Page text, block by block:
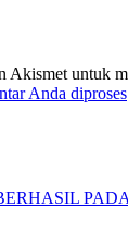
Akismet untuk
Anda diproses